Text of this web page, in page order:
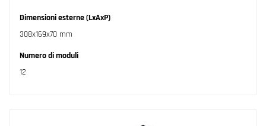
Dimensioni esterne (LxAxP)
308x169x70 mm
Numero di moduli
12